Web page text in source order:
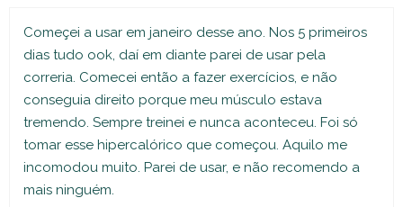
Começei a usar em janeiro desse ano. Nos 5 primeiros
dias tudo ook, daí em diante parei de usar pela
correria. Comecei então a fazer exercícios, e não
conseguia direito porque meu músculo estava
tremendo. Sempre treinei e nunca aconteceu. Foi só
tomar esse hipercalórico que começou. Aquilo me
incomodou muito. Parei de usar, e não recomendo a
mais ninguém.